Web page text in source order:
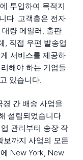
투입하여 목적지
다. 고객층은 전자
량 메일러, 출판
, 직접 우편 발송업
서비스를 제공하
해야 하는 기업들
있습니다.
간 배송 사업을
설립되었습니다.
관리부터 송장 작
보까지 사업의 모든
New York, New